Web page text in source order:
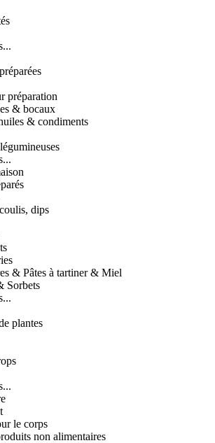
préparation
& bocaux
& condiments
dips
& Pâtes à tartiner & Miel
Sorbets
plantes
le corps
non alimentaires